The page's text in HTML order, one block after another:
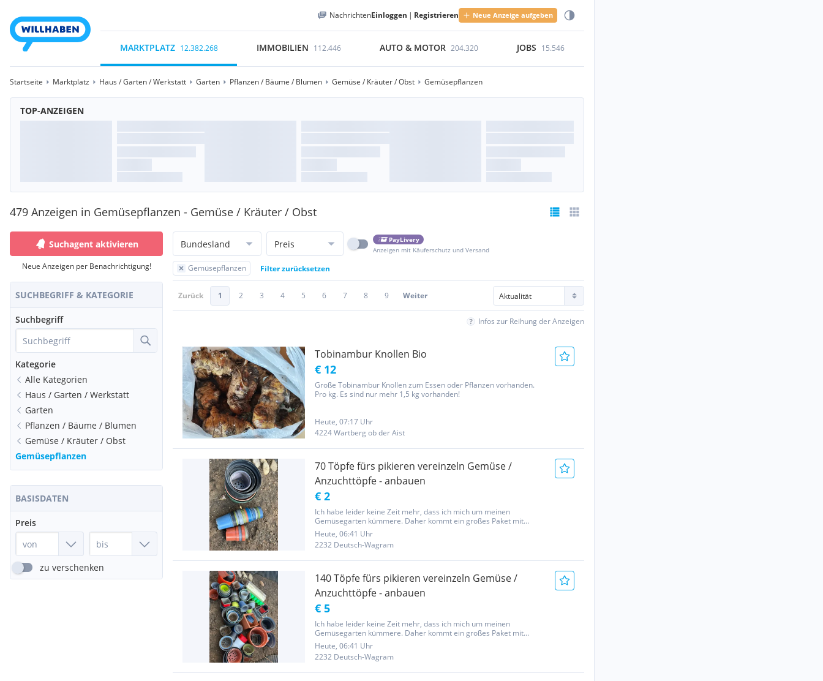
NachrichtenEinloggen | Registrieren Neue Anzeige aufgeben
MARKTPLATZ 12.382.268 IMMOBILIEN 112.446 AUTO & MOTOR 204.320 JOBS 15.546
Startseite Marktplatz Haus / Garten / Werkstatt Garten Pflanzen / Bäume / Blumen Gemüse / Kräuter / Obst Gemüsepflanzen
TOP-ANZEIGEN
479 Anzeigen in Gemüsepflanzen - Gemüse / Kräuter / Obst
Suchagent aktivieren
Neue Anzeigen per Benachrichtigung!
SUCHBEGRIFF & KATEGORIE
Suchbegriff
Kategorie
Alle Kategorien
Haus / Garten / Werkstatt
Garten
Pflanzen / Bäume / Blumen
Gemüse / Kräuter / Obst
Gemüsepflanzen
BASISDATEN
Preis
zu verschenken
Bundesland Preis
PayLivery
Anzeigen mit Käuferschutz und Versand
Gemüsepflanzen Filter zurücksetzen
Zurück 1 2 3 4 5 6 7 8 9 Weiter
Infos zur Reihung der Anzeigen
Tobinambur Knollen Bio
€ 12
Große Tobinambur Knollen zum Essen oder Pflanzen vorhanden.
Pro kg. Es sind nur mehr 1,5 kg vorhanden!
Heute, 07:17 Uhr
4224 Wartberg ob der Aist
70 Töpfe fürs pikieren vereinzeln Gemüse /
Anzuchttöpfe - anbauen
€ 2
Ich habe leider keine Zeit mehr, dass ich mich um meinen
Gemüsegarten kümmere. Daher kommt ein großes Paket mit
verschiedenen Töpfen - 70 Stück - zum Verkauf Versand: €7 ,- als
Paket mit Transportversicherung und Sendungsnummer -) Preise
sowie...
Heute, 06:41 Uhr
2232 Deutsch-Wagram
140 Töpfe fürs pikieren vereinzeln Gemüse /
Anzuchttöpfe - anbauen
€ 5
Ich habe leider keine Zeit mehr, dass ich mich um meinen
Gemüsegarten kümmere. Daher kommt ein großes Paket mit
verschiedenen Töpfen - 140 Stück - zum Verkauf Der Karton ist sehr
groß, daher ist der Versand leider teuer… Versand: €10,- als Paket
mit...
Heute, 06:41 Uhr
2232 Deutsch-Wagram